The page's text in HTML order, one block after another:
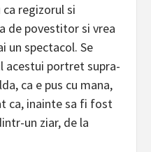
regizorul si
de povestitor si vrea
un spectacol. Se
acestui portret supra-
ca e pus cu mana,
ca, inainte sa fi fost
un ziar, de la